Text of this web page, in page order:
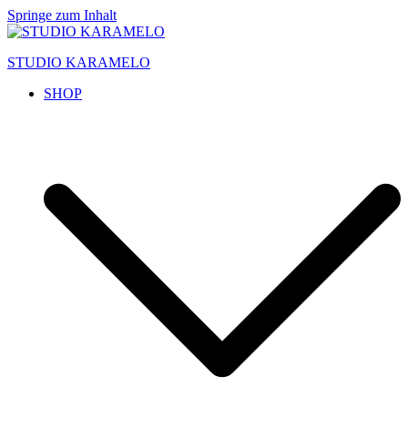
Springe zum Inhalt
STUDIO KARAMELO
SHOP